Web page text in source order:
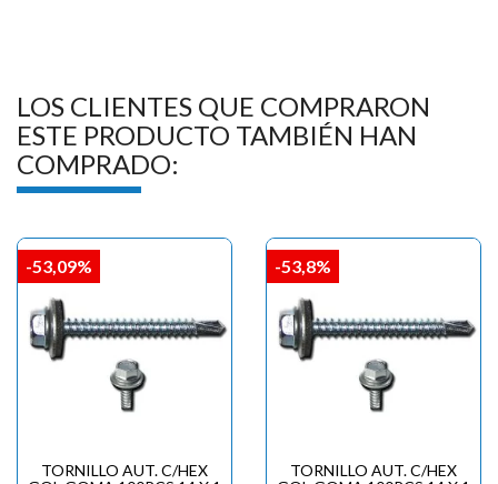
LOS CLIENTES QUE COMPRARON
ESTE PRODUCTO TAMBIÉN HAN
COMPRADO:
TORNILLO AUT. C/HEX
-53,09%
TORNILLO AUT. C/HEX
-53,8%